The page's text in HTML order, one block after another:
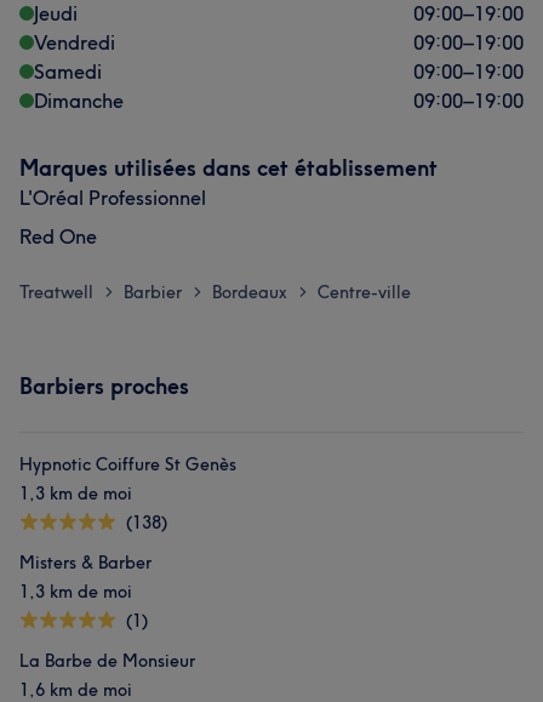
Jeudi
09:00–19:00
Vendredi
09:00–19:00
Samedi
09:00–19:00
Dimanche
09:00–19:00
Marques utilisées dans cet établissement
L'Oréal Professionnel
Red One
Treatwell > Barbier > Bordeaux > Centre-ville
Barbiers proches
Hypnotic Coiffure St Genès
1,3 km de moi
(138)
Misters & Barber
1,3 km de moi
(1)
La Barbe de Monsieur
1,6 km de moi